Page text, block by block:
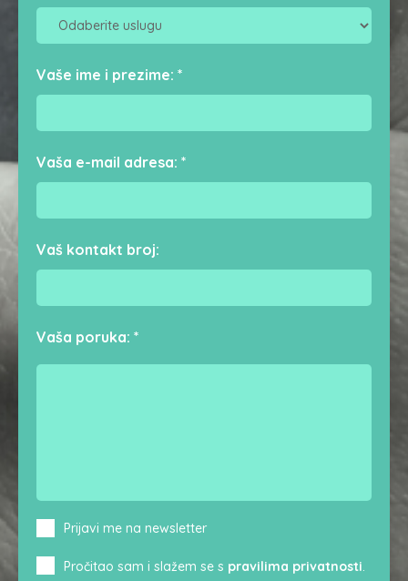
Vaše ime i prezime: *
Vaša e-mail adresa: *
Vaš kontakt broj:
Vaša poruka: *
Newsletter
Prijavi me na newsletter
Consent *
Pročitao sam i slažem se s pravilima privatnosti.